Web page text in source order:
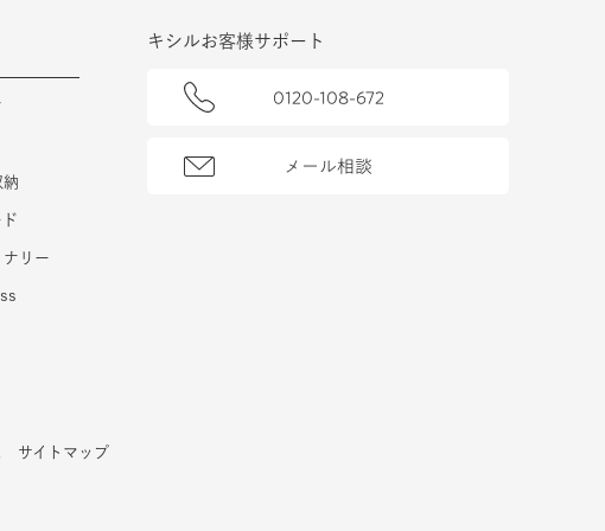
納
ナリー
キシルお客様サポート
0120-108-672
メール相談
サイトマップ